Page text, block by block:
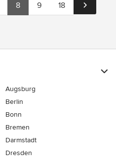
8 9 18
Augsburg
Berlin
Bonn
Bremen
Darmstadt
Dresden